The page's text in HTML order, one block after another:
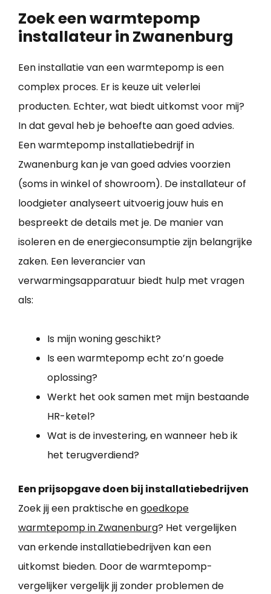
Zoek een warmtepomp
installateur in Zwanenburg
Een installatie van een warmtepomp is een
complex proces. Er is keuze uit velerlei
producten. Echter, wat biedt uitkomst voor mij?
In dat geval heb je behoefte aan goed advies.
Een warmtepomp installatiebedrijf in
Zwanenburg kan je van goed advies voorzien
(soms in winkel of showroom). De installateur of
loodgieter analyseert uitvoerig jouw huis en
bespreekt de details met je. De manier van
isoleren en de energieconsumptie zijn belangrijke
zaken. Een leverancier van
verwarmingsapparatuur biedt hulp met vragen
als:
Is mijn woning geschikt?
Is een warmtepomp echt zo’n goede
oplossing?
Werkt het ook samen met mijn bestaande
HR-ketel?
Wat is de investering, en wanneer heb ik
het terugverdiend?
Een prijsopgave doen bij installatiebedrijven
Zoek jij een praktische engoedkope
warmtepomp in Zwanenburg? Het vergelijken
van erkende installatiebedrijven kan een
uitkomst bieden. Door de warmtepomp-
vergelijker vergelijk jij zonder problemen de